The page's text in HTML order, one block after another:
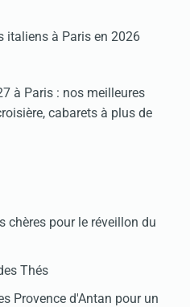
italiens à Paris en 2026
à Paris : nos meilleures
cabarets à plus de
chères pour le réveillon du
Thés
Provence d'Antan pour un